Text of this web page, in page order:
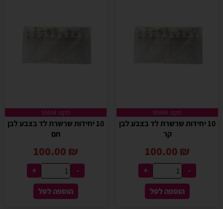
מקט: 95894
10 יחידות שרשרת לד בצבע לבן
קר
100.00 ₪
-
+
הוספה לסל
מקט: 55934
10 יחידות שרשרת לד בצבע לבן
חם
100.00 ₪
-
+
הוספה לסל